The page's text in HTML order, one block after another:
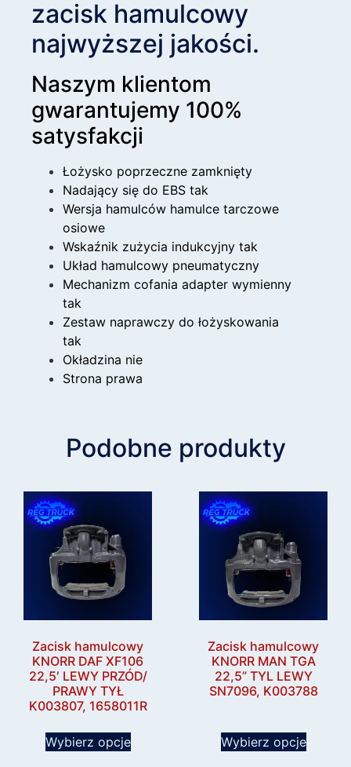
zacisk hamulcowy
najwyższej jakości.
Naszym klientom
gwarantujemy 100%
satysfakcji
Łożysko poprzeczne zamknięty
Nadający się do EBS tak
Wersja hamulców hamulce tarczowe
osiowe
Wskaźnik zużycia indukcyjny tak
Układ hamulcowy pneumatyczny
Mechanizm cofania adapter wymienny
tak
Zestaw naprawczy do łożyskowania
tak
Okładzina nie
Strona prawa
Podobne produkty
Zacisk hamulcowy
KNORR DAF XF106
22,5′ LEWY PRZÓD/
PRAWY TYŁ
K003807, 1658011R
Wybierz opcje
Zacisk hamulcowy
KNORR MAN TGA
22,5” TYL LEWY
SN7096, K003788
Wybierz opcje